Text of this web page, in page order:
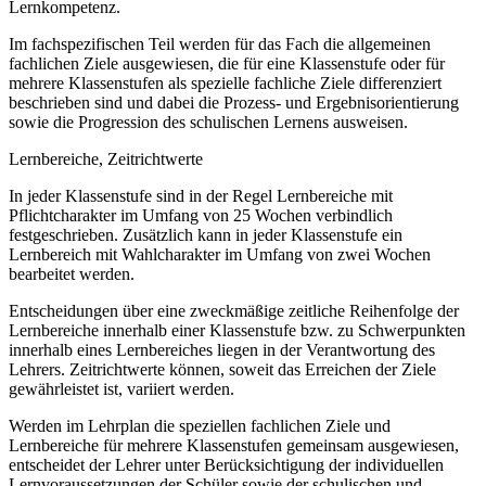
Lernkompetenz.
Im fachspezifischen Teil werden für das Fach die allgemeinen
fachlichen Ziele ausgewiesen, die für eine Klassenstufe oder für
mehrere Klassenstufen als spezielle fachliche Ziele differenziert
beschrieben sind und dabei die Prozess- und Ergebnisorientierung
sowie die Progression des schulischen Lernens ausweisen.
Lernbereiche, Zeitrichtwerte
In jeder Klassenstufe sind in der Regel Lernbereiche mit
Pflichtcharakter im Umfang von 25 Wochen verbindlich
festgeschrieben. Zusätzlich kann in jeder Klassenstufe ein
Lernbereich mit Wahlcharakter im Umfang von zwei Wochen
bearbeitet werden.
Entscheidungen über eine zweckmäßige zeitliche Reihenfolge der
Lernbereiche innerhalb einer Klassenstufe bzw. zu Schwerpunkten
innerhalb eines Lernbereiches liegen in der Verantwortung des
Lehrers. Zeitrichtwerte können, soweit das Erreichen der Ziele
gewährleistet ist, variiert werden.
Werden im Lehrplan die speziellen fachlichen Ziele und
Lernbereiche für mehrere Klassenstufen gemeinsam ausgewiesen,
entscheidet der Lehrer unter Berücksichtigung der individuellen